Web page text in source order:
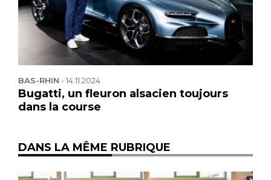
BAS-RHIN -14.11.2024
Bugatti, un fleuron alsacien toujours
dans la course
DANS LA MÊME RUBRIQUE